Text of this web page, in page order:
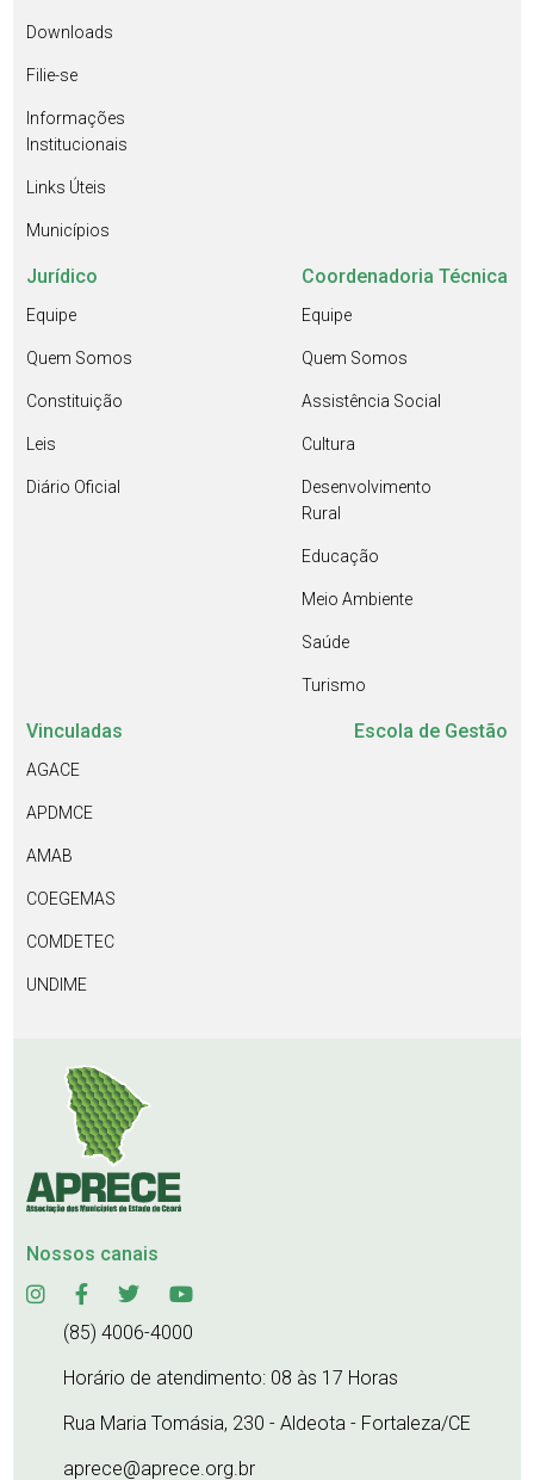
Downloads
Filie-se
Informações
Institucionais
Links Úteis
Municípios
Jurídico
Equipe
Quem Somos
Constituição
Leis
Diário Oficial
Coordenadoria Técnica
Equipe
Quem Somos
Assistência Social
Cultura
Desenvolvimento
Rural
Educação
Meio Ambiente
Saúde
Turismo
Vinculadas
AGACE
APDMCE
AMAB
COEGEMAS
COMDETEC
UNDIME
Escola de Gestão
Nossos canais
(85) 4006-4000
Horário de atendimento: 08 às 17 Horas
Rua Maria Tomásia, 230 - Aldeota - Fortaleza/CE
aprece@aprece.org.br